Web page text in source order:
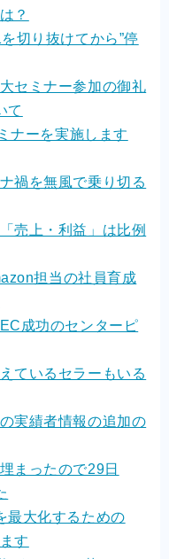
？
切り抜けてから”停
セミナー参加の御礼
て
ナーを実施します
禍を無風で乗り切る
売上・利益」は比例
担当の社員育成
成功のセンターピ
ているセラーもいる
実績者情報の追加の
まったので29日
最大化するための
す